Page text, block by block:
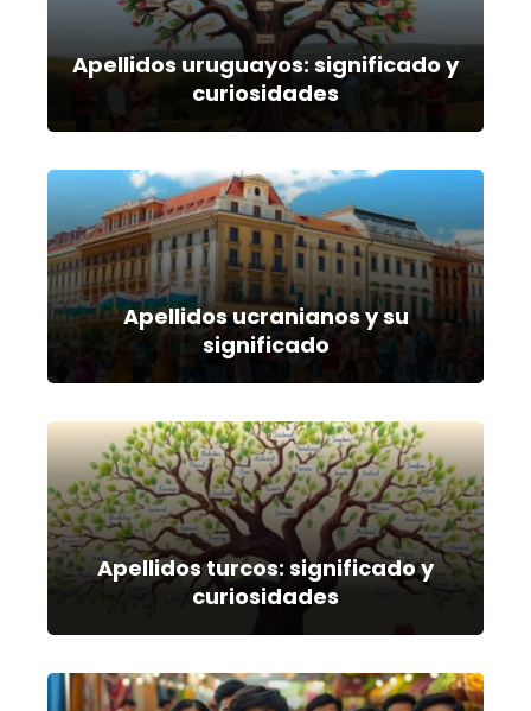
Apellidos uruguayos: significado y
curiosidades
Apellidos ucranianos y su
significado
Apellidos turcos: significado y
curiosidades